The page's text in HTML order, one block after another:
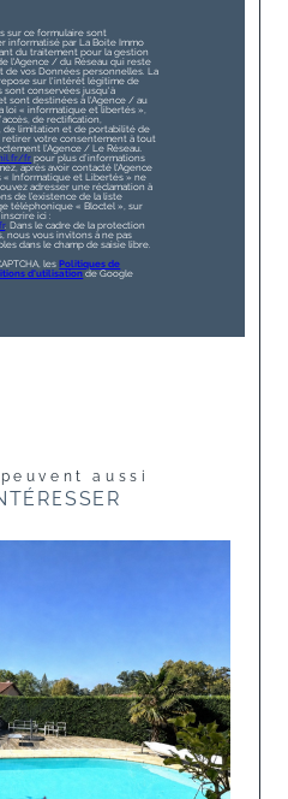
sur ce formulaire sont
informatisé par La Boite Immo
du traitement pour la gestion
l'Agence / du Réseau qui reste
de vos Données personnelles. La
sur l'intérêt légitime de
sont conservées jusqu'à
sont destinées à l'Agence / au
loi « informatique et libertés »,
de rectification,
de limitation et de portabilité de
retirer votre consentement à tout
l’Agence / Le Réseau.
fr pour plus d’informations
après avoir contacté l'Agence
« Informatique et Libertés » ne
adresser une réclamation à
de l’existence de la liste
téléphonique « Bloctel », sur
ici :
. Dans le cadre de la protection
nous vous invitons à ne pas
dans le champ de saisie libre.
les Politiques de
d'utilisation de Google
peuvent aussi